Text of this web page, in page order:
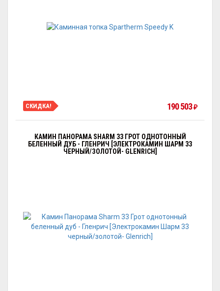
СКИДКА! 190 503₽
КАМИН ПАНОРАМА SHARM 33 ГРОТ ОДНОТОННЫЙ
БЕЛЕННЫЙ ДУБ - ГЛЕНРИЧ [ЭЛЕКТРОКАМИН ШАРМ 33
ЧЕРНЫЙ/ЗОЛОТОЙ- GLENRICH]